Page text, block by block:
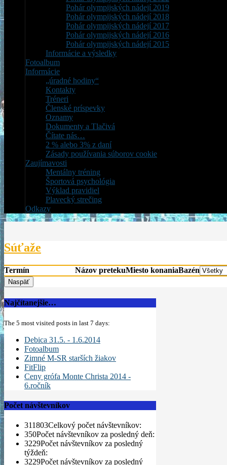
Pohár olympijských nádejí 2019
Pohár olympijských nádejí 2018
Pohár olympijských nádejí 2017
Pohár olympijských nádejí 2016
Pohár olympijských nádejí 2015
Informácie a výsledky
Fotoalbum
Informácie
„úradné hodiny“
Kontakty
Tréneri
Členské príspevky
Oznamy
Dokumenty a Tlačivá
Čítate nás…
2 % alebo 3% z daní
Zásady používania súborov cookie
Zaujímavosti
Mentálny tréning
Športová psychológia
Výklad pravidiel
Plavecký strečing
Odkazy
Súťaže
Termín Názov pretekuMiesto konaniaBazén
Najčítanejšie…
The 5 most visited posts in last 7 days:
Debica 31.5. - 1.6.2014
Fotoalbum
Zimné M-SR starších žiakov
FitFlip
Ceny grófa Monte Christa 2014 -
6.ročník
Počet návštevníkov
311803Celkový počet návštevníkov:
350Počet návštevníkov za posledný deň:
3229Počet návštevníkov za posledný
týždeň:
3229Počet návštevníkov za posledný